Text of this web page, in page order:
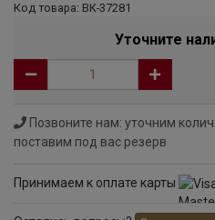
Код товара: ВК-37281
Уточните
Позвоните нам: уточним
поставим под вас резерв
Принимаем к оплате карты